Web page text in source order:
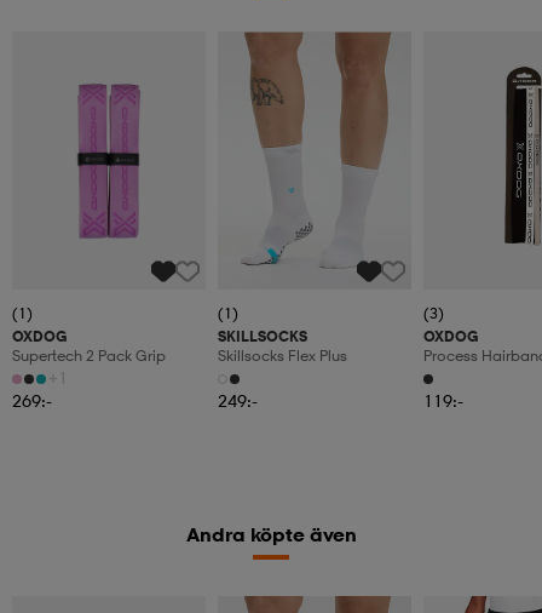
(1)
OXDOG
Supertech 2 Pack Grip
+1
269:-
(1)
SKILLSOCKS
Skillsocks Flex Plus
249:-
(3)
OXDOG
Process
Black/white/
119:-
Andra köpte även